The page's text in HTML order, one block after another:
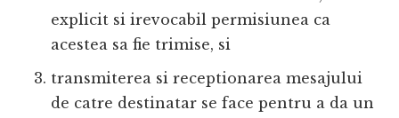
explicit si irevocabil permisiunea ca
acestea sa fie trimise, si
transmiterea si receptionarea mesajului
de catre destinatar se face pentru a da un